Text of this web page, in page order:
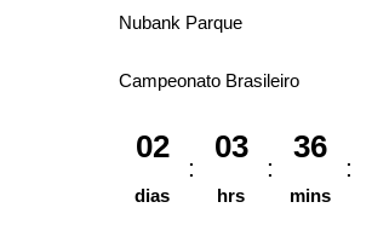
Nubank Parque
Campeonato Brasileiro
02
dias
03
hrs
36
mins